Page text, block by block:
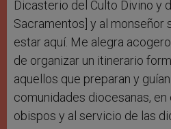
Dicasterio del Culto Divino y
Sacramentos] y al monseñor
estar aquí. Me alegra
de organizar un itinerario
aquellos que preparan y
comunidades diocesanas,
obispos y al servicio de las